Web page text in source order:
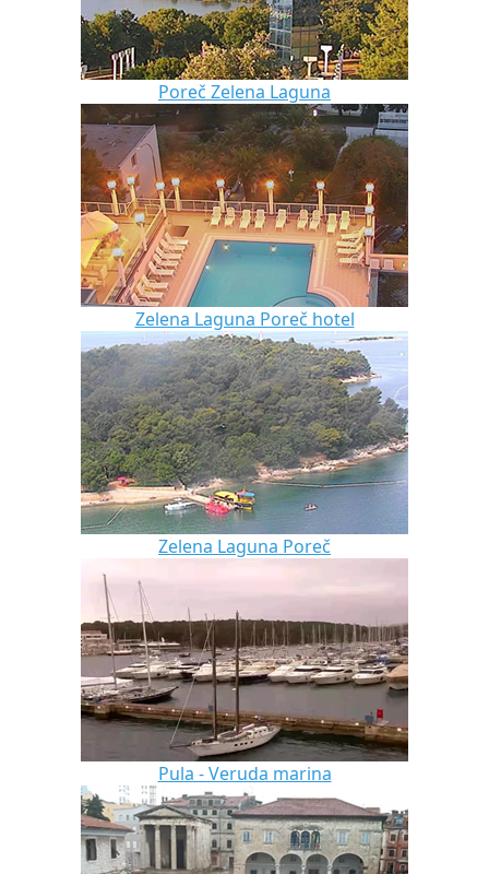
Poreč Zelena Laguna
Zelena Laguna Poreč hotel
Zelena Laguna Poreč
Pula - Veruda marina